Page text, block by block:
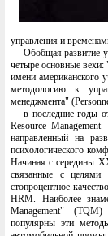
управления и
Обобщая развитие
четыре основные
имени американского
методологию к
менеджмента"
в последние годы
Resource Management
направленный на
психологического
Начиная с середины
связанные с целями
стопроцентное
HRM. Наиболее
Management" (TQM)
популярны эти